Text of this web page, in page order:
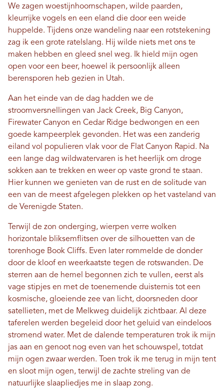
We zagen woestijnhoornschapen, wilde paarden,
kleurrijke vogels en een eland die door een weide
huppelde. Tijdens onze wandeling naar een rotstekening
zag ik een grote ratelslang. Hij wilde niets met ons te
maken hebben en gleed snel weg. Ik hield mijn ogen
open voor een beer, hoewel ik persoonlijk alleen
berensporen heb gezien in Utah.
Aan het einde van de dag hadden we de
stroomversnellingen van Jack Creek, Big Canyon,
Firewater Canyon en Cedar Ridge bedwongen en een
goede kampeerplek gevonden. Het was een zanderig
eiland vol populieren vlak voor de Flat Canyon Rapid. Na
een lange dag wildwatervaren is het heerlijk om droge
sokken aan te trekken en weer op vaste grond te staan.
Hier kunnen we genieten van de rust en de solitude van
een van de meest afgelegen plekken op het vasteland van
de Verenigde Staten.
Terwijl de zon onderging, wierpen verre wolken
horizontale bliksemflitsen over de silhouetten van de
torenhoge Book Cliffs. Even later rommelde de donder
door de kloof en weerkaatste tegen de rotswanden. De
sterren aan de hemel begonnen zich te vullen, eerst als
vage stipjes en met de toenemende duisternis tot een
kosmische, gloeiende zee van licht, doorsneden door
satellieten, met de Melkweg duidelijk zichtbaar. Al deze
taferelen werden begeleid door het geluid van eindeloos
stromend water. Met de dalende temperaturen trok ik mijn
jas aan en genoot nog even van het schouwspel, totdat
mijn ogen zwaar werden. Toen trok ik me terug in mijn tent
en sloot mijn ogen, terwijl de zachte streling van de
natuurlijke slaapliedjes me in slaap zong.